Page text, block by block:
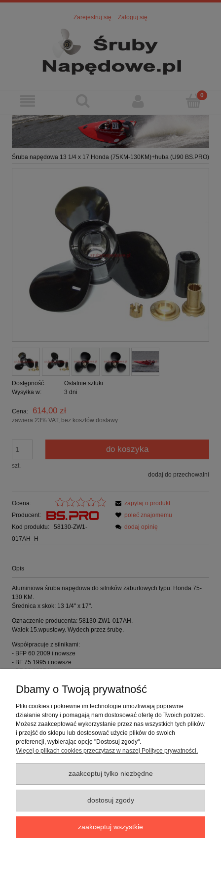
Zarejestruj się Zaloguj się
Śruba napędowa 13 1/4 x 17 Honda (75KM-130KM)+huba (U90 BS.PRO)
Dostępność:
Ostatnie sztuki
Wysyłka w:
3 dni
Cena: 614,00 zł
zawiera 23% VAT, bez kosztów dostawy
szt.
do koszyka
dodaj do przechowalni
Ocena:
Producent:
Kod produktu:
58130-ZW1-
017AH_H
zapytaj o produkt
poleć znajomemu
dodaj opinię
Opis
Aluminiowa śruba napędowa do silników zaburtowych typu: Honda 75-
130 KM.
Średnica x skok: 13 1/4" x 17".
Oznaczenie producenta: 58130-ZW1-017AH.
Wałek 15.wpustowy. Wydech przez śrubę.
Współpracuje z silnikami:
- BFP 60 2009 i nowsze
- BF 75 1995 i nowsze
- BF 90 1995 i nowsze
- BF 130 1998 i nowsze
- do modeli 75-90 KM z lat 1995 - 1998 należy użyć Mercury Hub Kit
- do modeli 75-90 KM z 1999 i poźniejszych oraz modeli 7115-130 KM z
1999 i poźniejszych należy użyć Honda Hub Kit
Warunki zakupów
Moje konto
Informacje o sklepie
Dbamy o Twoją prywatność
Pliki cookies i pokrewne im technologie umożliwiają poprawne
działanie strony i pomagają nam dostosować ofertę do Twoich potrzeb.
Możesz zaakceptować wykorzystanie przez nas wszystkich tych plików
i przejść do sklepu lub dostosować użycie plików do swoich
preferencji, wybierając opcję "Dostosuj zgody".
Więcej o plikach cookies przeczytasz w naszej Polityce prywatności.
zaakceptuj tylko niezbędne
dostosuj zgody
zaakceptuj wszystkie